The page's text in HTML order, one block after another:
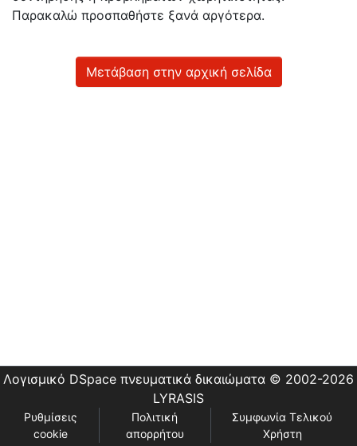
Δεδομένα
Παρακαλώ προσπαθήστε ξανά αργότερα.
Μετάβαση στην αρχική σελίδα
Λογισμικό DSpace πνευματικά δικαιώματα © 2002-2026
LYRASIS
Ρυθμίσεις
cookie
Πολιτική
απορρήτου
Συμφωνία Τελικού
Χρήστη